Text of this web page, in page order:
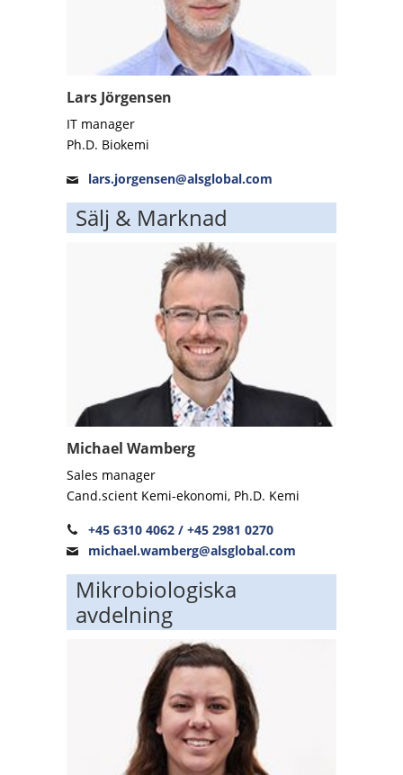
Lars Jörgensen
IT manager
Ph.D. Biokemi
lars.jorgensen@alsglobal.com
Sälj & Marknad
Michael Wamberg
Sales manager
Cand.scient Kemi-ekonomi, Ph.D. Kemi
+45 6310 4062 / +45 2981 0270
michael.wamberg@alsglobal.com
Mikrobiologiska
avdelning